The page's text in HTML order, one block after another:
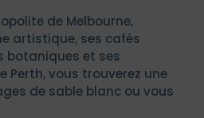
de Melbourne,
artistique, ses cafés
botaniques et ses
Perth, vous trouverez une
de sable blanc ou vous